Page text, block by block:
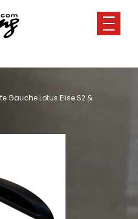
Gauche Lotus Elise S2 &